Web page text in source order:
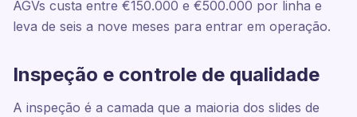
AGVs custa entre €150.000 e €500.000 por linha e
leva de seis a nove meses para entrar em operação.
Inspeção e controle de qualidade
A inspeção é a camada que a maioria dos slides de